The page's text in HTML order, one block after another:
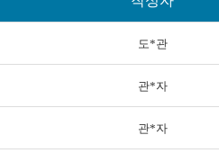
도*관
관*자
관*자